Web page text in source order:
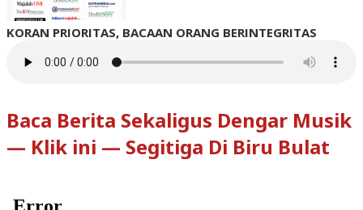
KORAN PRIORITAS, BACAAN ORANG BERINTEGRITAS
Baca Berita Sekaligus Dengar Musik
— Klik ini — Segitiga Di Biru Bulat